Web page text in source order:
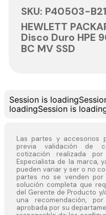
SKU: P40503-B21
HEWLETT
Disco Duro HPE
BC MV SSD
Session is loading
loadingSession is
Las partes y accesorios
previa validación de
cotización realizada
Especialista de la marca,
pueden variar y ser o no
partes no se venden
solución completa que
del Gerente de Producto
una recomendación,
aprobada por su